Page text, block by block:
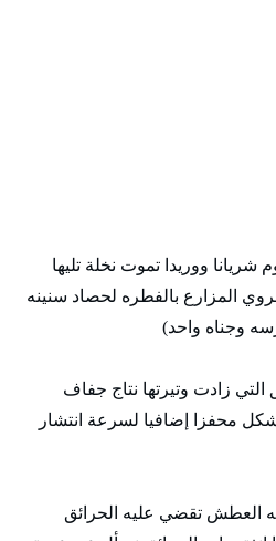
ووريدا تموت نخلة تليها
المزارع بالفطره لحصاد سنينه
وجناه واحد)
التي زادت وتيرتها نتاج جفاف
محفزا إضافيا لسرعة انتشار
العطش تقضي عليه الحرائق